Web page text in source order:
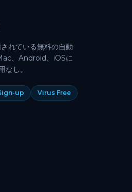
れている無料の自動
、Android、iOSに
なし。
up Virus Free